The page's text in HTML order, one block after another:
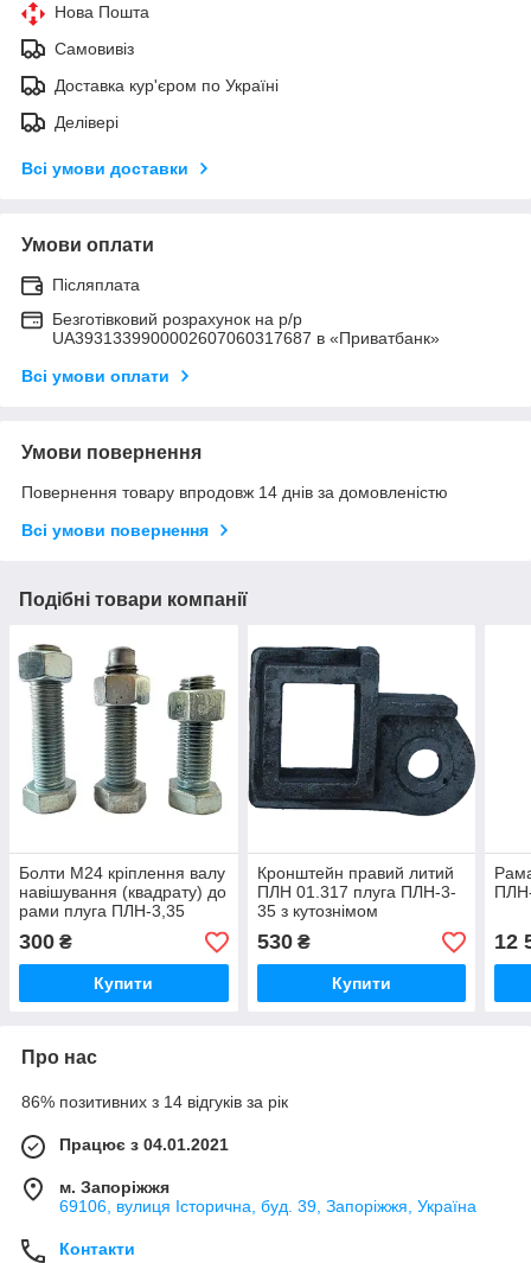
Нова Пошта
Самовивіз
Доставка кур'єром по Україні
Делівері
Всі умови доставки
Умови оплати
Післяплата
Безготівковий розрахунок на р/р
UA3931339900002607060317687 в «Приватбанк»
Всі умови оплати
Умови повернення
Повернення товару впродовж 14 днів за домовленістю
Всі умови повернення
Подібні товари компанії
Болти М24 кріплення валу
навішування (квадрату) до
рами плуга ПЛН-3,35
комплект
300 ₴
Купити
Кронштейн правий литий
ПЛН 01.317 плуга ПЛН-3-
35 з кутознімом
530₴
Купити
12
Про нас
86% позитивних з 14 відгуків за рік
Працює з 04.01.2021
м. Запоріжжя
69106, вулиця Історична, буд. 39, Запоріжжя, Україна
Контакти